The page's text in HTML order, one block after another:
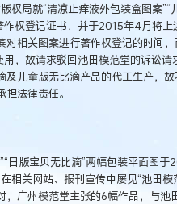
局就“清凉止痒液外包装盒图案”“
权登记证书，并于2015年4月将上
相关图案进行著作权登记的时间
，故请求驳回池田模范堂的诉讼
儿童版无比滴产品的代工生产，
法律责任。
日版宝贝无比滴”两幅包装平面图
相关网站、报刊宣传中屡见“池田模
广州模范堂主张的6幅作品，与池